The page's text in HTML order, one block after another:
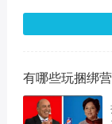
有哪些玩捆绑